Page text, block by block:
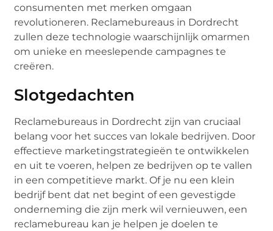
consumenten met merken omgaan
revolutioneren. Reclamebureaus in Dordrecht
zullen deze technologie waarschijnlijk omarmen
om unieke en meeslepende campagnes te
creëren.
Slotgedachten
Reclamebureaus in Dordrecht zijn van cruciaal
belang voor het succes van lokale bedrijven. Door
effectieve marketingstrategieën te ontwikkelen
en uit te voeren, helpen ze bedrijven op te vallen
in een competitieve markt. Of je nu een klein
bedrijf bent dat net begint of een gevestigde
onderneming die zijn merk wil vernieuwen, een
reclamebureau kan je helpen je doelen te